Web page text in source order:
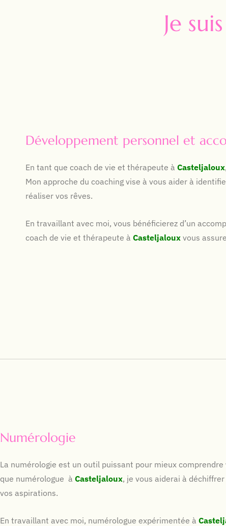
Je
Développement personnel et
En tant que coach de vie et thérapeute à Casteljaloux
Mon approche du coaching vise à vous aider à
réaliser vos rêves.
En travaillant avec moi, vous bénéficierez d’un
coach de vie et thérapeute à Casteljaloux vous
Numérologie
La numérologie est un outil puissant pour mieux
que numérologue à Casteljaloux, je vous aiderai à
vos aspirations.
En travaillant avec moi, numérologue expérimentée à